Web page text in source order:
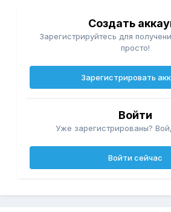
Создать
Зарегистрируйтесь для
просто!
Зарегистрировать
Войти
Уже зарегистрированы?
Войти сейчас